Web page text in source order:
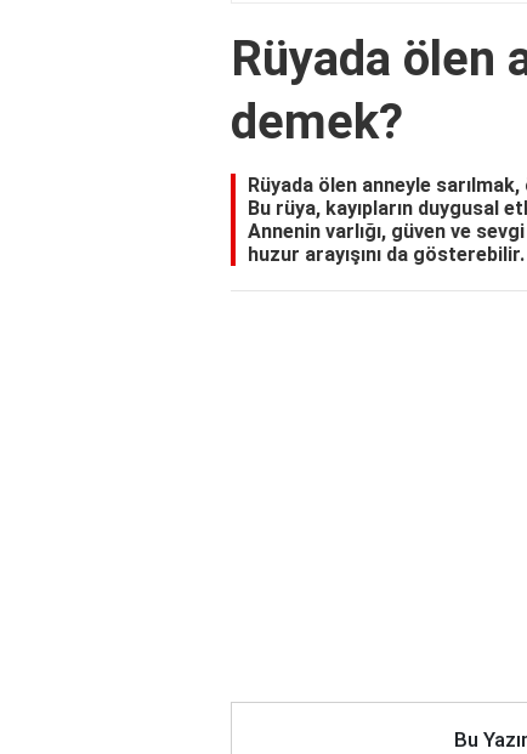
Rüyada ölen
demek?
Rüyada ölen anneyle
Bu rüya, kayıpların duygusal
Annenin varlığı, güven ve
huzur arayışını da gösterebilir.
Bu